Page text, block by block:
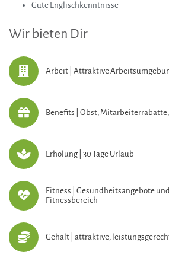
Gute Englischkenntnisse
Wir bieten Dir
Arbeit | Attraktive
Benefits | Obst, Mitarbeiterrabatte,
Erholung | 30 Tage Urlaub
Fitness | Gesundheitsangebote
Fitnessbereich
Gehalt | attraktive,